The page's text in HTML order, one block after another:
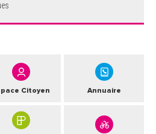
Citoyen Annuaire